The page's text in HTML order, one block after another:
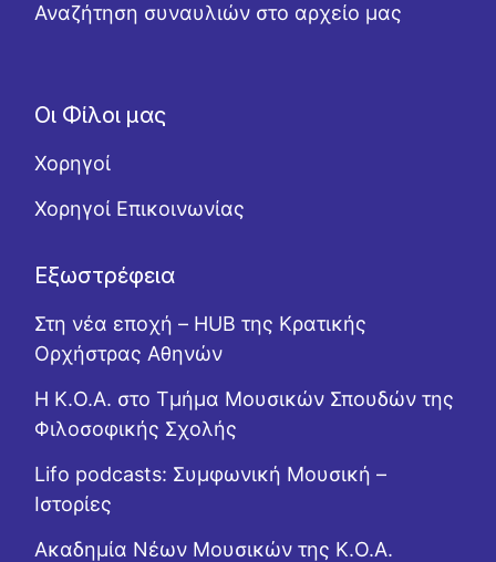
Αναζήτηση συναυλιών στο αρχείο μας
Οι Φίλοι μας
Χορηγοί
Χορηγοί Επικοινωνίας
Εξωστρέφεια
Στη νέα εποχή – HUB της Κρατικής
Ορχήστρας Αθηνών
Η Κ.Ο.Α. στο Τμήμα Μουσικών Σπουδών της
Φιλοσοφικής Σχολής
Lifo podcasts: Συμφωνική Μουσική –
Ιστορίες
Ακαδημία Νέων Μουσικών της Κ.Ο.Α.